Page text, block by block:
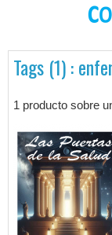
Tags (1) :
1 producto sobre